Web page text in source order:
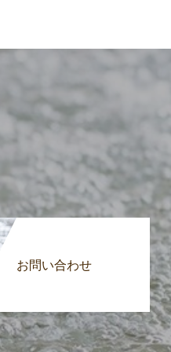
お問い合わせ